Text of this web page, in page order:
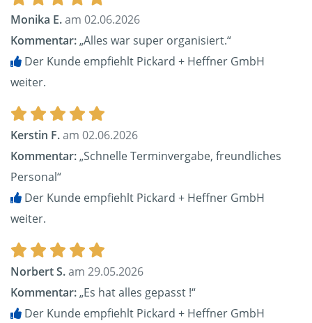
Monika E.am 02.06.2026
Kommentar:„Alles war super organisiert.“
Der Kunde empfiehlt Pickard + Heffner GmbH
weiter.
Kerstin F.am 02.06.2026
Kommentar:„Schnelle Terminvergabe, freundliches
Personal“
Der Kunde empfiehlt Pickard + Heffner GmbH
weiter.
Norbert S.am 29.05.2026
Kommentar:„Es hat alles gepasst !“
Der Kunde empfiehlt Pickard + Heffner GmbH